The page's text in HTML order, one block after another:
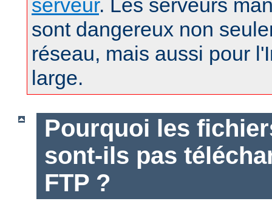
serveur. Les serveurs
sont dangereux non
réseau, mais aussi pour
large.
Pourquoi les
sont-ils pas
FTP ?